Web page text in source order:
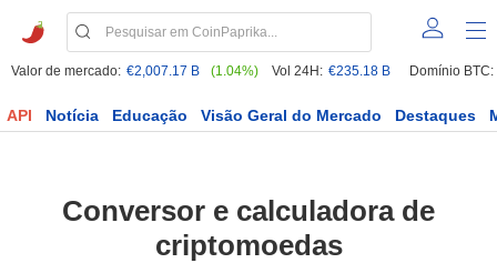
Valor de mercado: €2,007.17 B (1.04%) Vol 24H: €235.18 B Domínio BTC:
API Notícia Educação Visão Geral do Mercado Destaques
Conversor e calculadora de
criptomoedas